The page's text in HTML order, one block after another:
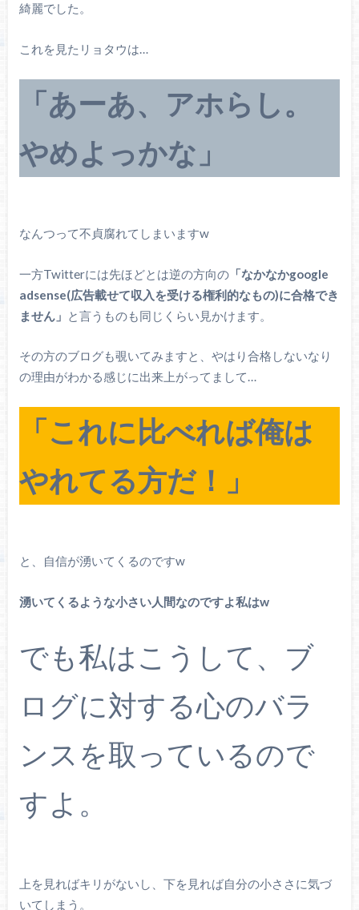
綺麗でした。
これを見たリョタウは…
「あーあ、アホらし。
やめよっかな」
なんつって不貞腐れてしまいますw
一方Twitterには先ほどとは逆の方向の「なかなかgoogle
adsense(広告載せて収入を受ける権利的なもの)に合格でき
ません」 と言うものも同じくらい見かけます。
その方のブログも覗いてみますと、やはり合格しないなり
の理由がわかる感じに出来上がってまして…
「これに比べれば俺は
やれてる方だ！」
と、自信が湧いてくるのですw
湧いてくるような小さい人間なのですよ私はw
でも私はこうして、ブ
ログに対する心のバラ
ンスを取っているので
すよ。
上を見ればキリがないし、下を見れば自分の小ささに気づ
いてしまう。